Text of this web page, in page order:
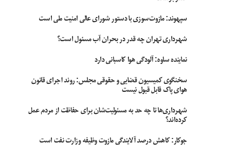
سپهوند:‌ مازوت‌سوزی با دستور شورای عالی امنیت ملی است
شهرداری تهران چه قدر در بحران آب مسئول است؟
نماینده ساوه: آلودگی هوا کاسبانی دارد
سخنگوی کمیسیون قضایی و حقوقی مجلس: روند اجرای قانون
هوای پاک قابل قبول نیست
شهرداری‌ها تا چه حد به مسئولیت‌شان برای حفاظت از مردم عمل
کرده‌اند؟
جوکار: کاهش درصد آلایندگی مازوت وظیفه وزارت نفت است